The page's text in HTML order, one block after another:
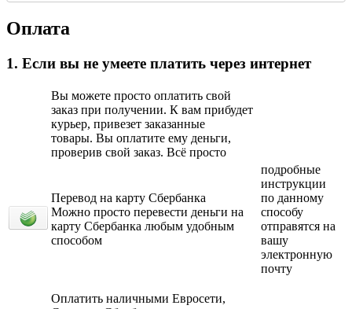
Оплата
1. Если вы не умеете платить через интернет
Вы можете просто оплатить свой
заказ при получении. К вам прибудет
курьер, привезет заказанные
товары. Вы оплатите ему деньги,
проверив свой заказ. Всё просто
Перевод на карту Сбербанка
Можно просто перевести деньги на
карту Сбербанка любым удобным
способом
подробные
инструкции
по данному
способу
отправятся на
вашу
электронную
почту
Оплатить наличными Евросети,